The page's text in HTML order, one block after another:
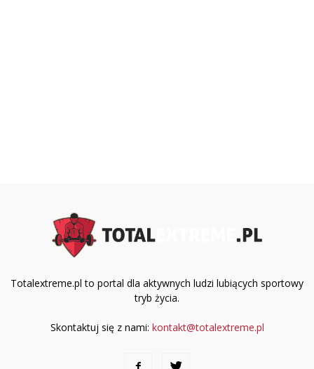
Totalextreme.pl to portal dla aktywnych ludzi lubiących sportowy
tryb życia.
Skontaktuj się z nami: kontakt@totalextreme.pl